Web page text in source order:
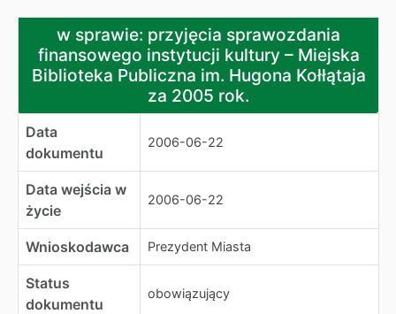
w sprawie: przyjęcia sprawozdania finansowego
w sprawie: przyjęcia sprawozdania
finansowego instytucji kultury – Miejska
Biblioteka Publiczna im. Hugona Kołłątaja
za 2005 rok.
Data
dokumentu
2006-06-22
Data wejścia w
życie
2006-06-22
Wnioskodawca Prezydent Miasta
Status
dokumentu
obowiązujący